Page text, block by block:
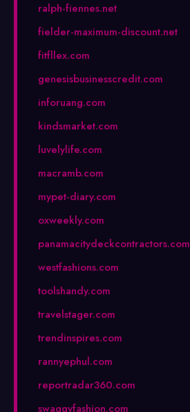
ralph-fiennes.net
fielder-maximum-discount.net
fitfllex.com
genesisbusinesscredit.com
inforuang.com
kindsmarket.com
luvelylife.com
macramb.com
mypet-diary.com
oxweekly.com
panamacitydeckcontractors.com
westfashions.com
toolshandy.com
travelstager.com
trendinspires.com
rannyephul.com
reportradar360.com
swaggyfashion.com